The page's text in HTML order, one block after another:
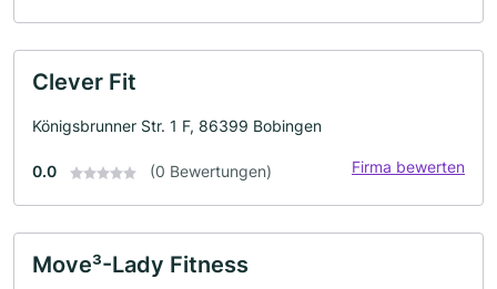
Clever Fit
Königsbrunner Str. 1 F, 86399 Bobingen
0.0 (0 Bewertungen) Firma bewerten
Move³-Lady Fitness